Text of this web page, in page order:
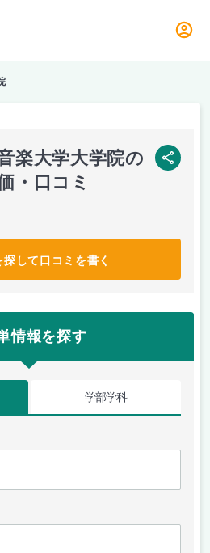
楽大学大学院の
・口コミ
探して口コミを書く
SNS
情報を探す
学部学科